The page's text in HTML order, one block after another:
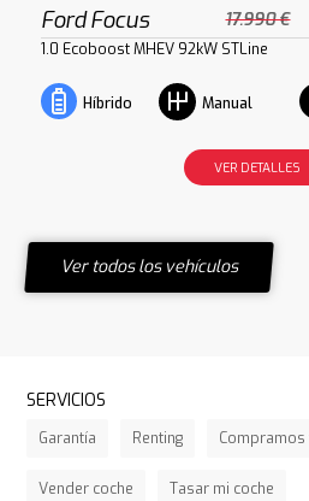
Ford Focus 17.990 €
1.0 Ecoboost MHEV 92kW STLine
Híbrido Manual
VER DETALLES
Ver todos los vehículos
SERVICIOS
Garantía Renting Compramos
Vender coche Tasar mi coche